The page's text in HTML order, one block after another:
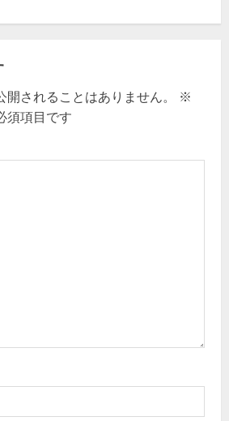
されることはありません。
※
須項目です